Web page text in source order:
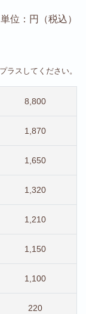
単位：円（税込）
ラスしてください。
8,800
1,870
1,650
1,320
1,210
1,150
1,100
220